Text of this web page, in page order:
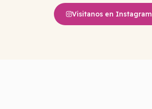
Visitanos en Instagram